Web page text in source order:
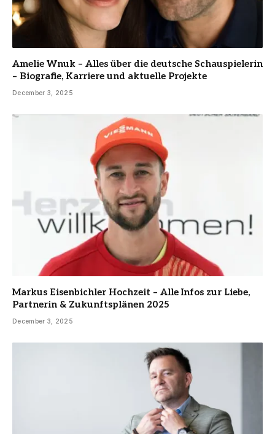
Amelie Wnuk – Alles über die deutsche Schauspielerin
– Biografie, Karriere und aktuelle Projekte
December 3, 2025
Markus Eisenbichler Hochzeit – Alle Infos zur Liebe,
Partnerin & Zukunftsplänen 2025
December 3, 2025